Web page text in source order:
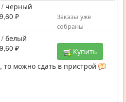
/ черный
₽
Заказы уже
собраны
/ белый
₽
Купить
то можно сдать в пристрой